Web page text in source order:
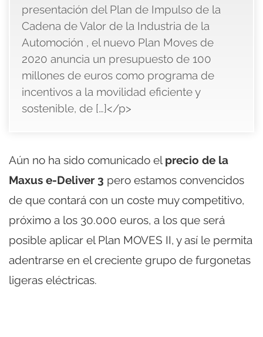
presentación del Plan de Impulso de la
Cadena de Valor de la Industria de la
Automoción , el nuevo Plan Moves de
2020 anuncia un presupuesto de 100
millones de euros como programa de
incentivos a la movilidad eficiente y
sostenible, de […]</p>
Aún no ha sido comunicado el precio de la
Maxus e-Deliver 3 pero estamos convencidos
de que contará con un coste muy competitivo,
próximo a los 30.000 euros, a los que será
posible aplicar el Plan MOVES II, y así le permita
adentrarse en el creciente grupo de furgonetas
ligeras eléctricas.